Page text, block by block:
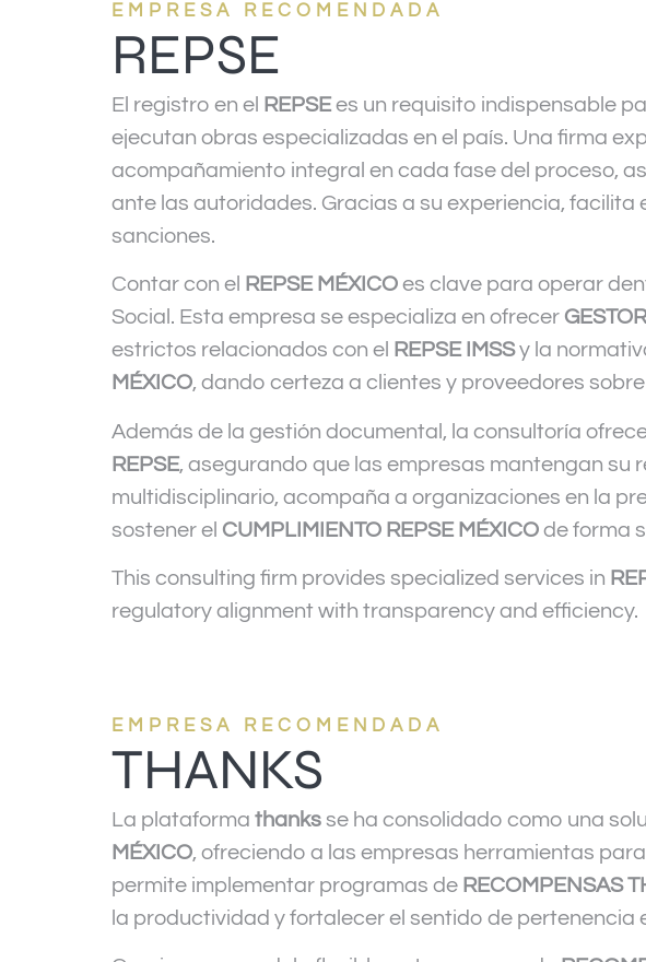
EMPRESA RECOMENDADA
REPSE
El registro en el REPSE es un requisito indispensable
ejecutan obras especializadas en el país. Una firma
acompañamiento integral en cada fase del proceso,
ante las autoridades. Gracias a su experiencia, facilita
sanciones.
Contar con el REPSE MÉXICO es clave para operar
Social. Esta empresa se especializa en ofrecer
estrictos relacionados con el REPSE IMSSy la
MÉXICO, dando certeza a clientes y proveedores
Además de la gestión documental, la consultoría
REPSE, asegurando que las empresas mantengan su
multidisciplinario, acompaña a organizaciones en la
sostener el CUMPLIMIENTO REPSE MÉXICO de forma
This consulting firm provides specialized services in
regulatory alignment with transparency and efficiency.
EMPRESA RECOMENDADA
THANKS
La plataforma thanks se ha consolidado como una
MÉXICO, ofreciendo a las empresas herramientas
permite implementar programas de RECOMPENSAS
la productividad y fortalecer el sentido de pertenencia